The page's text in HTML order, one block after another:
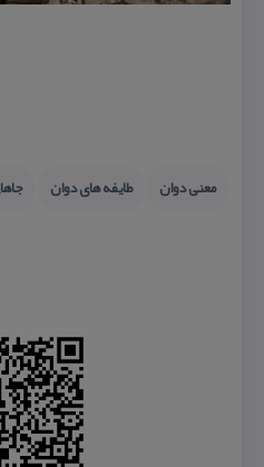
معنی دوان طایفه های دوان